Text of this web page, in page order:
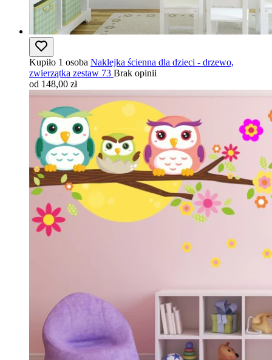
Kupiło 1 osoba Naklejka ścienna dla dzieci - drzewo,
zwierzątka zestaw 73 Brak opinii
od 148,00 zł